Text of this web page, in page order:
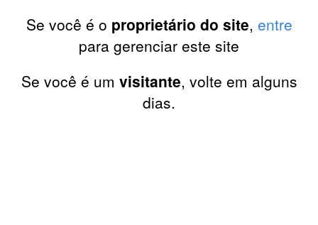
Se você é o proprietário do site, entre
para gerenciar este site
Se você é um visitante, volte em alguns
dias.